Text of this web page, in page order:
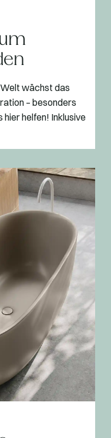
wächst das
– besonders
hier helfen! Inklusive